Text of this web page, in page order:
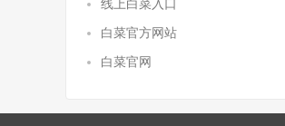
线上白菜入口
白菜官方网站
白菜官网